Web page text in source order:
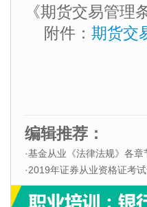
《期货交易管理
附件： 期货交
编辑推荐：
·基金从业《法律法规》各章
·2019年证券从业资格证考试